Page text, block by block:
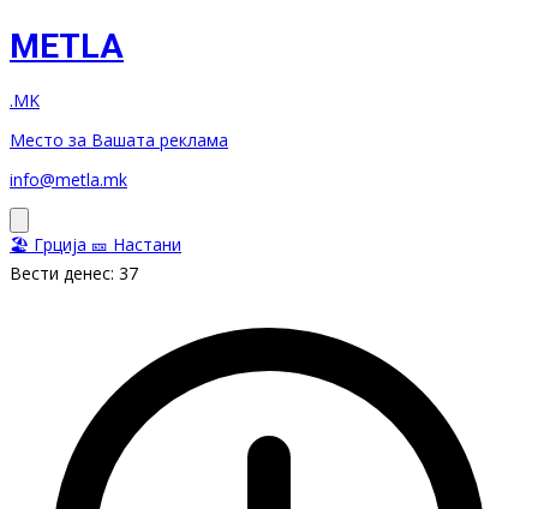
METLA
.MK
Место за Вашата реклама
info@metla.mk
🏖️ Грција 🎫 Настани
Вести денес: 37